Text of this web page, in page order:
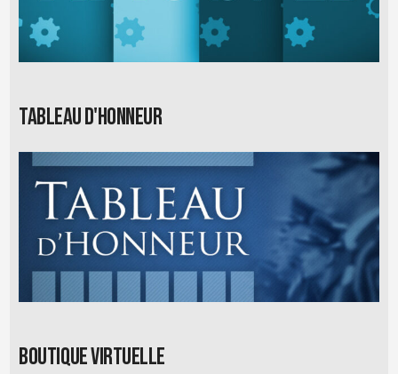
Tableau d'honneur
Boutique virtuelle